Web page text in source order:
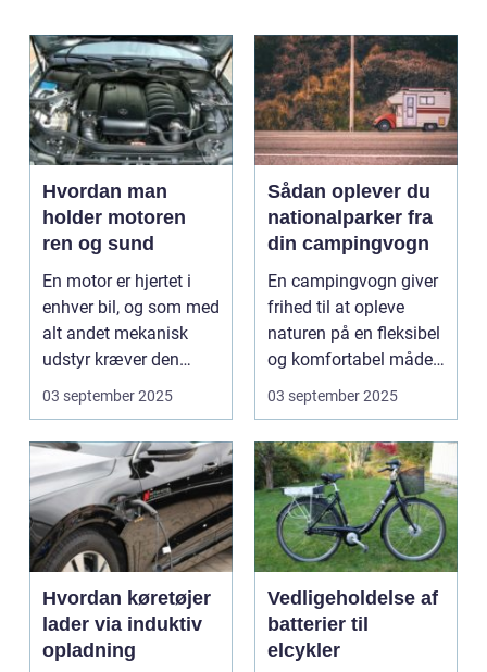
Hvordan man
holder motoren
ren og sund
En motor er hjertet i
enhver bil, og som med
alt andet mekanisk
udstyr kræver den
omsorg for a...
03 september 2025
Sådan oplever du
nationalparker fra
din campingvogn
En campingvogn giver
frihed til at opleve
naturen på en fleksibel
og komfortabel måde.
N...
03 september 2025
Hvordan køretøjer
lader via induktiv
opladning
Vedligeholdelse af
batterier til
elcykler